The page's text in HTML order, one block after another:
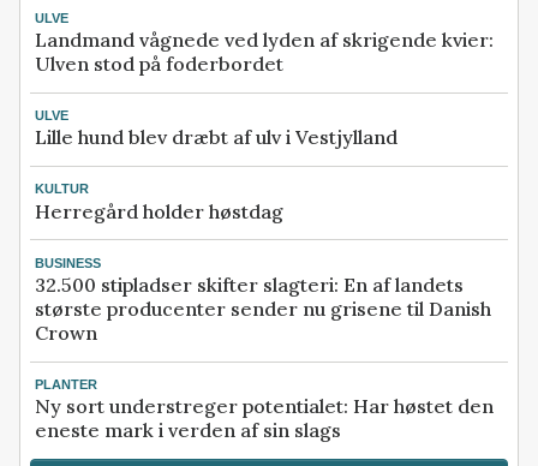
ULVE
Landmand vågnede ved lyden af skrigende kvier:
Ulven stod på foderbordet
ULVE
Lille hund blev dræbt af ulv i Vestjylland
KULTUR
Herregård holder høstdag
BUSINESS
32.500 stipladser skifter slagteri: En af landets
største producenter sender nu grisene til Danish
Crown
PLANTER
Ny sort understreger potentialet: Har høstet den
eneste mark i verden af sin slags